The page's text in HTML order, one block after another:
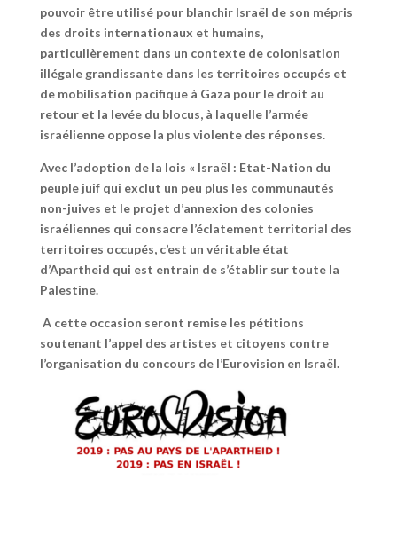
pouvoir être utilisé pour blanchir Israël de son mépris
des droits internationaux et humains,
particulièrement dans un contexte de colonisation
illégale grandissante dans les territoires occupés et
de mobilisation pacifique à Gaza pour le droit au
retour et la levée du blocus, à laquelle l’armée
israélienne oppose la plus violente des réponses.
Avec l’adoption de la lois « Israël : Etat-Nation du
peuple juif qui exclut un peu plus les communautés
non-juives et le projet d’annexion des colonies
israéliennes qui consacre l’éclatement territorial des
territoires occupés, c’est un véritable état
d’Apartheid qui est entrain de s’établir sur toute la
Palestine.
A cette occasion seront remise les pétitions
soutenant l’appel des artistes et citoyens contre
l’organisation du concours de l’Eurovision en Israël.